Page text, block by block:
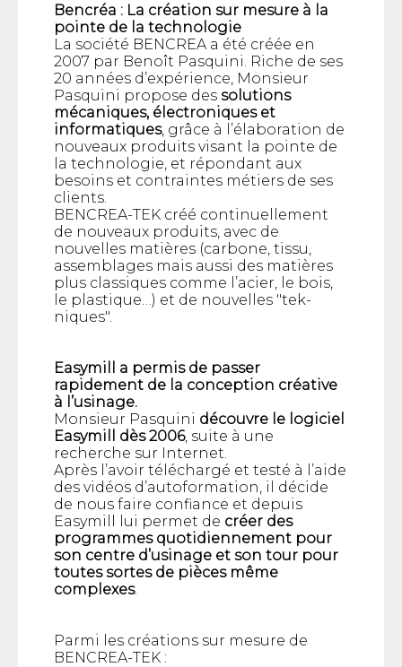
Bencréa : La création sur mesure à la
pointe de la technologie
La société BENCREA a été créée en
2007 par Benoît Pasquini. Riche de ses
20 années d’expérience, Monsieur
Pasquini propose des solutions
mécaniques, électroniques et
informatiques, grâce à l’élaboration de
nouveaux produits visant la pointe de
la technologie, et répondant aux
besoins et contraintes métiers de ses
clients.
BENCREA-TEK créé continuellement
de nouveaux produits, avec de
nouvelles matières (carbone, tissu,
assemblages mais aussi des matières
plus classiques comme l’acier, le bois,
le plastique…) et de nouvelles "tek-
niques".
Easymill a permis de passer
rapidement de la conception créative
à l’usinage.
Monsieur Pasquini découvre le logiciel
Easymill dès 2006, suite à une
recherche sur Internet.
Après l’avoir téléchargé et testé à l’aide
des vidéos d’autoformation, il décide
de nous faire confiance et depuis
Easymill lui permet de créer des
programmes quotidiennement pour
son centre d’usinage et son tour pour
toutes sortes de pièces même
complexes.
Parmi les créations sur mesure de
BENCREA-TEK :